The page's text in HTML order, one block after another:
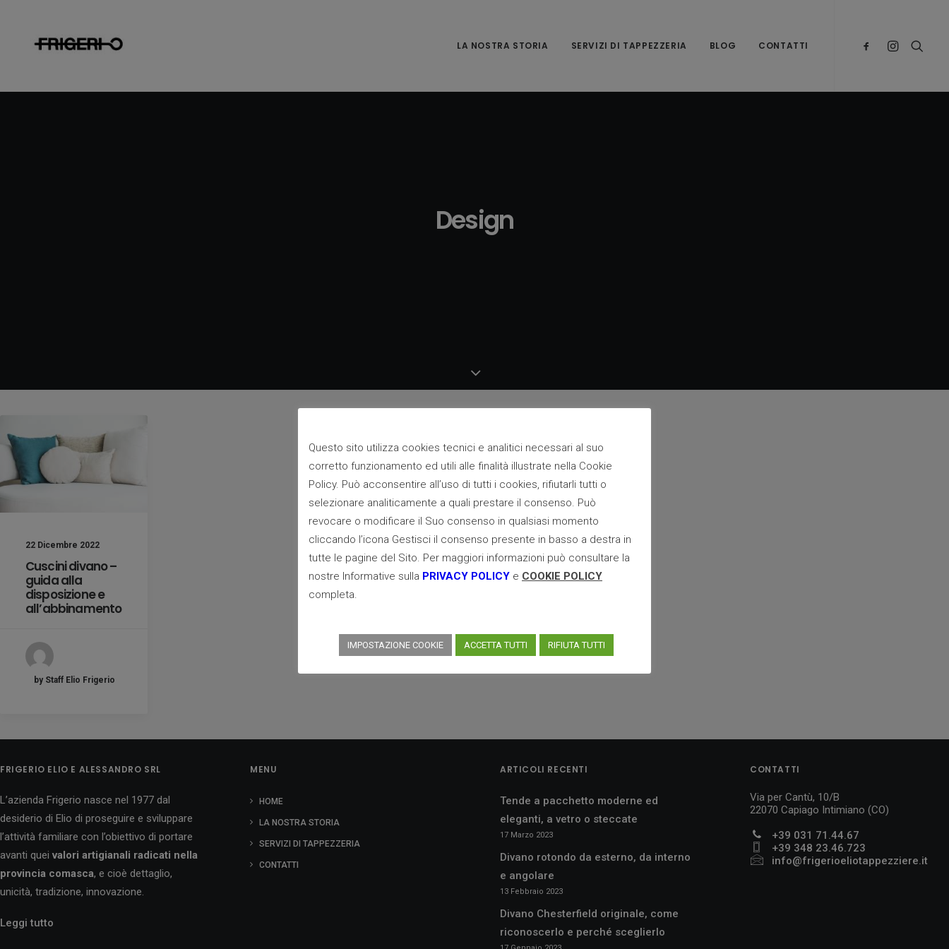
LA NOSTRA STORIA SERVIZI DI TAPPEZZERIA BLOG CONTATTI
Design
22 Dicembre 2022
Cuscini divano –
guida alla
disposizione e
all’abbinamento
by Staff Elio Frigerio
FRIGERIO ELIO E ALESSANDRO SRL
L’azienda Frigerio nasce nel 1977 dal
desiderio di Elio di proseguire e sviluppare
l’attività familiare con l’obiettivo di portare
avanti quei valori artigianali radicati nella
provincia comasca, e cioè dettaglio,
unicità, tradizione, innovazione.
Leggi tutto
MENU
HOME
LA NOSTRA STORIA
SERVIZI DI TAPPEZZERIA
CONTATTI
ARTICOLI RECENTI
Tende a pacchetto moderne ed
eleganti, a vetro o steccate
17 Marzo 2023
Divano rotondo da esterno, da interno
e angolare
13 Febbraio 2023
Divano Chesterfield originale, come
riconoscerlo e perché sceglierlo
CONTATTI
Via per Cantù, 10/B
22070 Capiago Intimiano (CO)
+39 031 71.44.67
+39 348 23.46.723
info@frigerioeliotappezziere.it
Questo sito utilizza cookies tecnici e analitici necessari al suo
corretto funzionamento ed utili alle finalità illustrate nella Cookie
Policy. Può acconsentire all’uso di tutti i cookies, rifiutarli tutti o
selezionare analiticamente a quali prestare il consenso. Può
revocare o modificare il Suo consenso in qualsiasi momento
cliccando l’icona Gestisci il consenso presente in basso a destra in
tutte le pagine del Sito. Per maggiori informazioni può consultare la
nostre Informative sulla PRIVACY POLICY e COOKIE POLICY
completa.
IMPOSTAZIONE COOKIE ACCETTA TUTTI RIFIUTA TUTTI